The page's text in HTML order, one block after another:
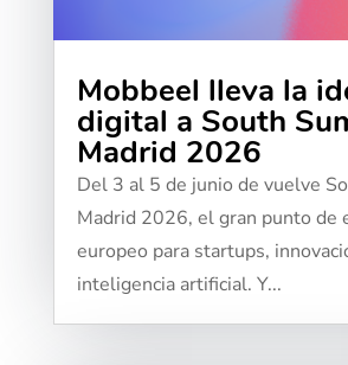
Mobbeel lleva la
digital a South
Madrid 2026
Del 3 al 5 de junio de vuelve
Madrid 2026, el gran punto de
europeo para startups,
inteligencia artificial. Y...